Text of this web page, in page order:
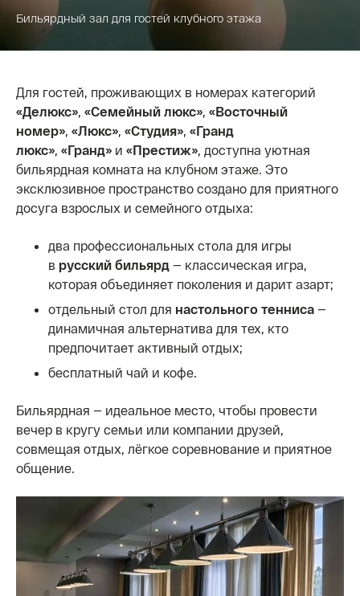
Бильярдный зал для гостей клубного этажа
Для гостей, проживающих в номерах категорий
«Делюкс», «Семейный люкс», «Восточный
номер», «Люкс», «Студия», «Гранд
люкс», «Гранд» и «Престиж», доступна уютная
бильярдная комната на клубном этаже. Это
эксклюзивное пространство создано для приятного
досуга взрослых и семейного отдыха:
два профессиональных стола для игры
в русский бильярд — классическая игра,
которая объединяет поколения и дарит азарт;
отдельный стол для настольного тенниса —
динамичная альтернатива для тех, кто
предпочитает активный отдых;
бесплатный чай и кофе.
Бильярдная — идеальное место, чтобы провести
вечер в кругу семьи или компании друзей,
совмещая отдых, лёгкое соревнование и приятное
общение.